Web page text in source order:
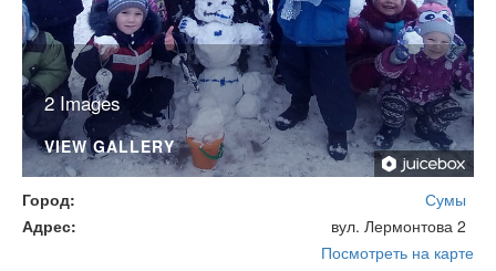
2 Images
VIEW GALLERY
Город
Сумы
Адрес
вул. Лермонтова 2
Посмотреть на карте